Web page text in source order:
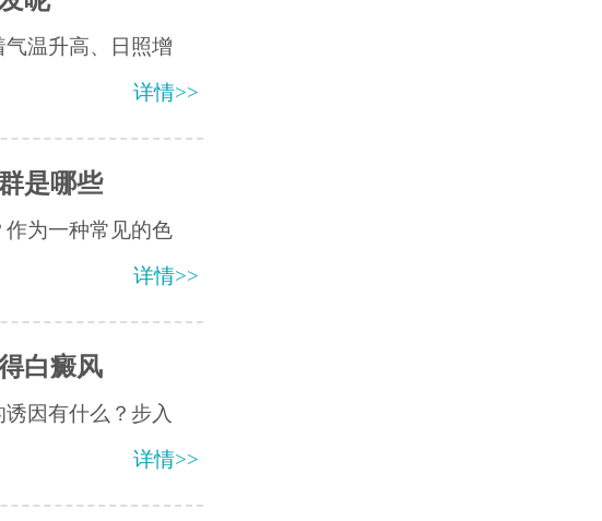
温升高、日照增
详情>>
是哪些
为一种常见的色
详情>>
白癜风
因有什么？步入
详情>>